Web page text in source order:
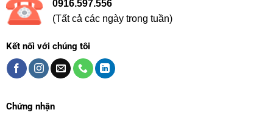
0916.597.556
(Tất cả các ngày trong tuần)
Kết nối với chúng tôi
Chứng nhận